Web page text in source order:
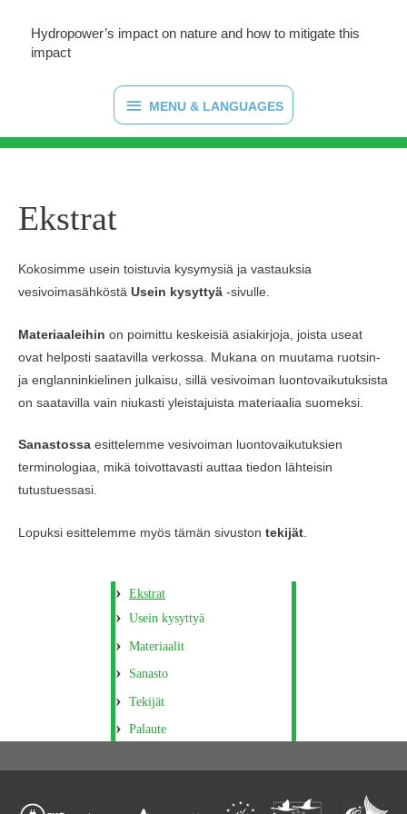
Hydropower’s impact on nature and how to mitigate this
impact
MENU
&
MENU & LANGUAGES
Ekstrat
Kokosimme usein toistuvia kysymysiä ja vastauksia
vesivoimasähköstä Usein kysyttyä -sivulle.
Materiaaleihin on poimittu keskeisiä asiakirjoja, joista useat
ovat helposti saatavilla verkossa. Mukana on muutama ruotsin-
ja englanninkielinen julkaisu, sillä vesivoiman luontovaikutuksista
on saatavilla vain niukasti yleistajuista materiaalia suomeksi.
Sanastossa esittelemme vesivoiman luontovaikutuksien
terminologiaa, mikä toivottavasti auttaa tiedon lähteisin
tutustuessasi.
Lopuksi esittelemme myös tämän sivuston tekijät.
Ekstrat
Usein kysyttyä
Materiaalit
Sanasto
Tekijät
Palaute